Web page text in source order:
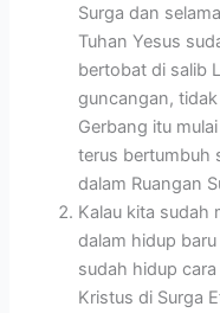
Surga dan
Tuhan Yesus
bertobat di salib
guncangan,
Gerbang itu
terus bertumbuh
dalam Ruangan
Kalau kita sudah
dalam hidup
sudah hidup
Kristus di Surga